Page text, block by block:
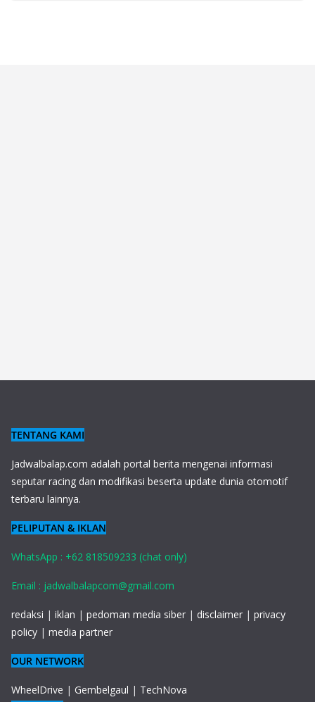
TENTANG KAMI
Jadwalbalap.com adalah portal berita mengenai informasi
seputar racing dan modifikasi beserta update dunia otomotif
terbaru lainnya.
PELIPUTAN & IKLAN
WhatsApp : +62 818509233 (chat only)
Email : jadwalbalapcom@gmail.com
redaksi | iklan | pedoman media siber | disclaimer | privacy
policy | media partner
OUR NETWORK
WheelDrive | Gembelgaul | TechNova